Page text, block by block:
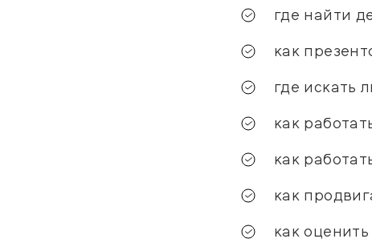
где найти
как
где искать
как
как
как
как